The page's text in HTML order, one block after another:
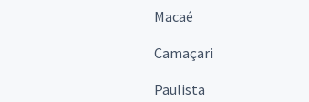
Macaé
Camaçari
Paulista